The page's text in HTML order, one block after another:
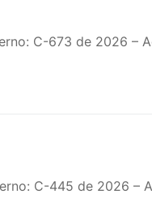
C-673 de 2026 –
C-445 de 2026 –